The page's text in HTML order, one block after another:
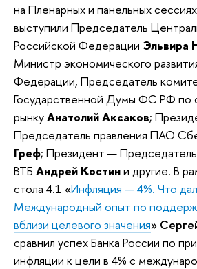
на Пленарных и панельных
выступили Председатель
Российской Федерации Эльвира
Министр экономического
Федерации, Председатель
Государственной Думы ФС РФ по
рынкуАнатолий Аксаков;
Председатель правления ПАО
Греф; Президент — Председатель
ВТБ Андрей Костини другие. В
стола 4.1 «Инфляция — 4%. Что
Международный опыт по
вблизи целевого значения»
сравнил успех Банка России по
инфляции к цели в 4% с